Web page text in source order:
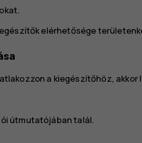
elérhetősége
a kiegészítőhöz,
útmutatójában talál.